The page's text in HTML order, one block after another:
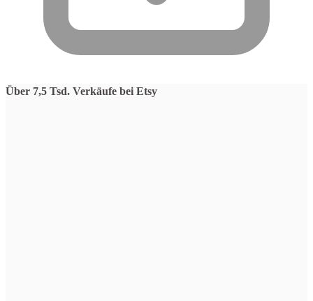
Über 7,5 Tsd. Verkäufe bei Etsy